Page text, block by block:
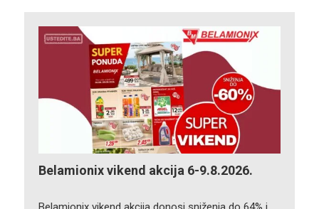
Belamionix vikend akcija 6-9.8.2026.